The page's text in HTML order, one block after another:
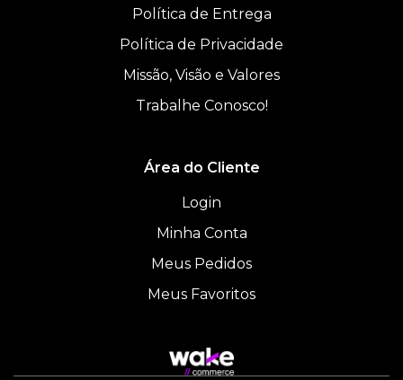
Política de Entrega
Política de Privacidade
Missão, Visão e Valores
Trabalhe Conosco!
Área do Cliente
Login
Minha Conta
Meus Pedidos
Meus Favoritos